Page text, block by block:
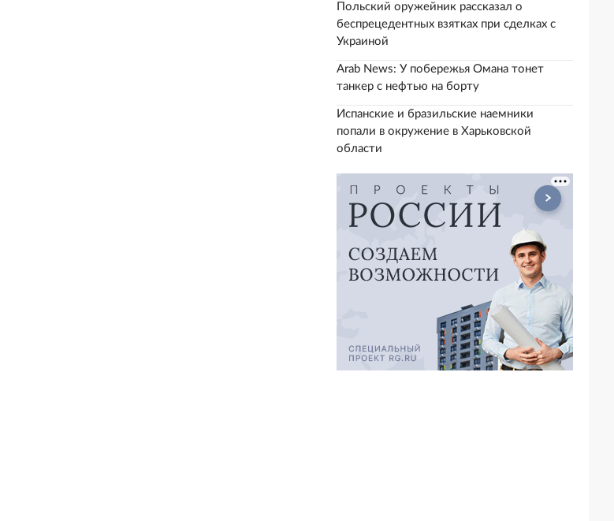
Польский оружейник рассказал о
беспрецедентных взятках при сделках с
Украиной
Arab News: У побережья Омана тонет
танкер с нефтью на борту
Испанские и бразильские наемники
попали в окружение в Харьковской
области